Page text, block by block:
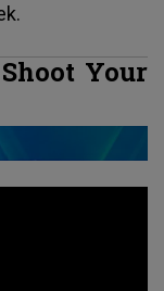
Your